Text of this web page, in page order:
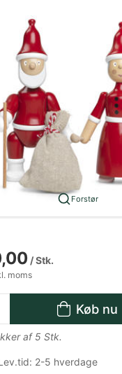
Forstør
/ Stk.
moms
Køb nu
af 5 Stk.
2-5 hverdage